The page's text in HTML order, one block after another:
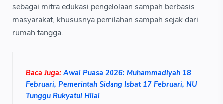
sebagai mitra edukasi pengelolaan sampah berbasis
masyarakat, khususnya pemilahan sampah sejak dari
rumah tangga.
Baca Juga: Awal Puasa 2026: Muhammadiyah 18
Februari, Pemerintah Sidang Isbat 17 Februari, NU
Tunggu Rukyatul Hilal